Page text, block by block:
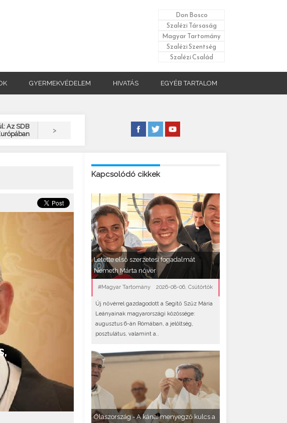
Don Bosco
Szalézi Társaság
Magyar Tartomány
Szalézi Szentség
Szalézi Család
GYERMEKVÉDELEM HIVATÁS EGYÉB TARTALOM
Az SDB
>
Kapcsolódó cikkek
Letette első szerzetesi fogadalmát
Németh Márta nővér
#Magyar Tartomány 2026-08-06, Csütörtök
Új nővérrel gazdagodott a Segítő Szűz Mária
Leányainak magyarországi közössége:
augusztus 6-án Rómában, a jelöltség,
posztulátus, valamint a..
Olaszország - A kánai menyegző kulcs a